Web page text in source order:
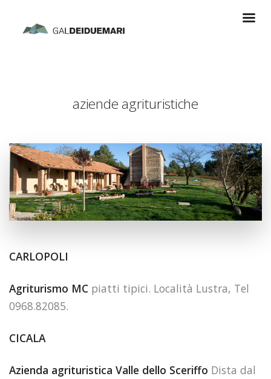
aziende agrituristiche
CARLOPOLI
Agriturismo MC piatti tipici. Località Lustra, Tel
0968.82085.
CICALA
Azienda agrituristica Valle dello Sceriffo Dista dal